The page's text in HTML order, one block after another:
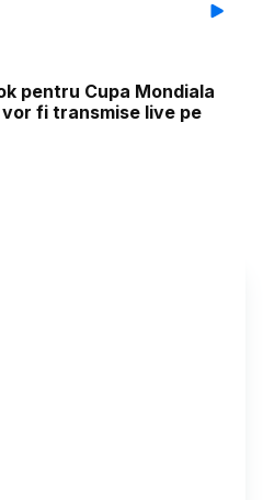
pentru Cupa Mondiala
fi transmise live pe